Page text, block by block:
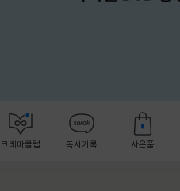
크레마클럽 독서기록 사은품